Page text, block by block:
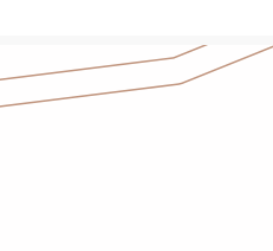
Фінансові послуги: